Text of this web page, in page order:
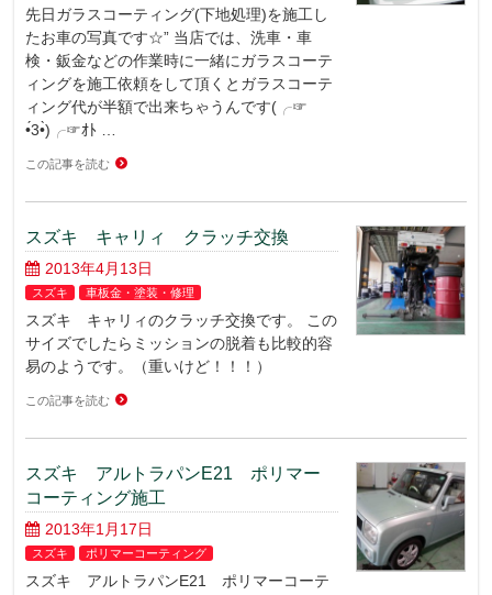
先日ガラスコーティング(下地処理)を施工し
たお車の写真です☆” 当店では、洗車・車
検・鈑金などの作業時に一緒にガラスコーテ
ィングを施工依頼をして頂くとガラスコーテ
ィング代が半額で出来ちゃうんです(╭☞
•́3•̀)╭☞ｵﾄ …
この記事を読む
スズキ キャリィ クラッチ交換
2013年4月13日
スズキ 車板金・塗装・修理
スズキ キャリィのクラッチ交換です。 この
サイズでしたらミッションの脱着も比較的容
易のようです。（重いけど！！！）
この記事を読む
スズキ アルトラパンE21 ポリマー
コーティング施工
2013年1月17日
スズキ ポリマーコーティング
スズキ アルトラパンE21 ポリマーコーテ